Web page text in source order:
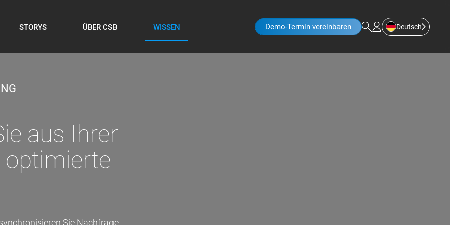
STORYS ÜBER CSB WISSEN Demo-Termin vereinbaren Deutsch
aus Ihrer
optimierte
Sie Nachfrage,